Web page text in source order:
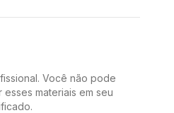
Você não pode
materiais em seu